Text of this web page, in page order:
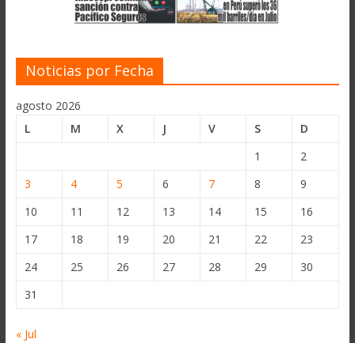
Noticias por Fecha
agosto 2026
L
M X J V S
D
1
2
3
4 5 6 7 8
9
10
11 12 13 14 15
16
17
18 19 20 21 22
23
24
25 26 27 28 29
30
31
« Jul